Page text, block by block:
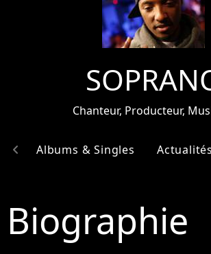
Chanteur, Producteur,
Albums & Singles Actualités
chevron_left
Biographie